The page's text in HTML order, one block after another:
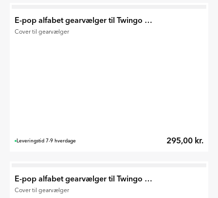
E-pop alfabet gearvælger til Twingo E-Tech 2026
Cover til gearvælger
Leveringstid 7-9 hverdage 295,00 kr.
E-pop alfabet gearvælger til Twingo E-Tech 2026
Cover til gearvælger